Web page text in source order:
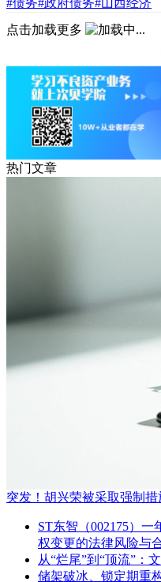
#债务#政府债务#山西经济
点击加载更多
热门文章
突发！胡兴荣被采取强制
ST东智（002175）一
权变更的法律风险与
从“烂尾”到“顶流”：
储架破冰、锁定期重